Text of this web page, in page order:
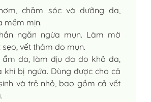
chăm sóc và dưỡng da,
mềm mịn.
ngăn ngừa mụn. Làm mờ
sẹo, vết thâm do mụn.
ẩm da, làm dịu da do khô da,
khi bị ngứa. Dùng được cho cả
và trẻ nhỏ, bao gồm cả vết